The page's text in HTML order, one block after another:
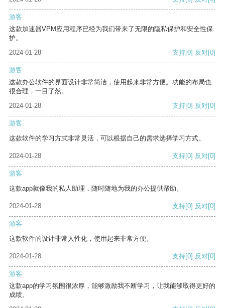
游客
这款加速器VPM应用程序已经为我们带来了无限的隐私保护和安全性保
护。
2024-01-28
支持[0] 反对[0]
游客
这款办公软件的界面设计非常简洁，使用起来非常方便。功能的布局也
很合理，一目了然。
2024-01-28
支持[0] 反对[0]
游客
这款软件的学习方式非常灵活，可以根据自己的需求选择学习方式。
2024-01-28 支持[0] 反对[0]
游客
这款app就像我的私人助理，随时随地为我的办公提供帮助。
2024-01-28 支持[0] 反对[0]
游客
这款软件的设计非常人性化，使用起来非常方便。
2024-01-28 支持[0] 反对[0]
游客
这款app的学习氛围很浓厚，能够激励我不断学习，让我能够取得更好的
成绩。